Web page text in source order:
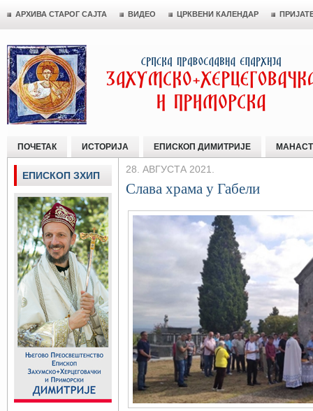
АРХИВА СТАРОГ САЈТА ВИДЕО ЦРКВЕНИ КАЛЕНДАР
ПОЧЕТАК ИСТОРИЈА ЕПИСКОП ДИМИТРИЈЕ
28. АВГУСТА 2021.
Слава храма у Габели
ЕПИСКОП ЗХИП